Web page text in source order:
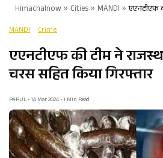
Himachalnow» Cities» MANDI » एएनटीएफ
MANDI Crime
एएनटीएफ की टीम ने
चरस सहित किया गिरफ्तार
PARUL • 14 Mar 2024 • 1 Min Read